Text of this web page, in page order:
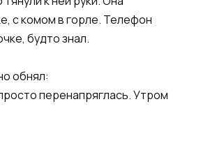
с комом в горле. Телефон
будто знал.
обнял:
перенапряглась. Утром